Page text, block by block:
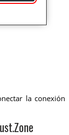
la conexión